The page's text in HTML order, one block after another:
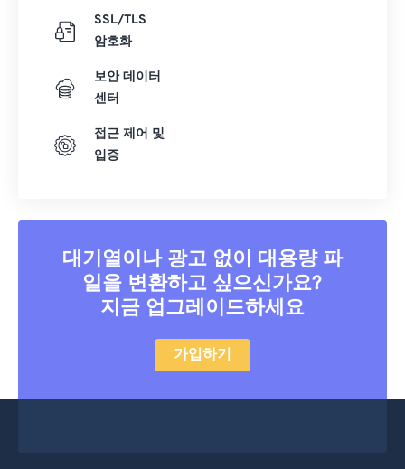
SSL/TLS
암호화
보안 데이터
센터
접근 제어 및
입증
대기열이나 광고 없이 대용량 파
일을 변환하고 싶으신가요?
지금 업그레이드하세요
가입하기